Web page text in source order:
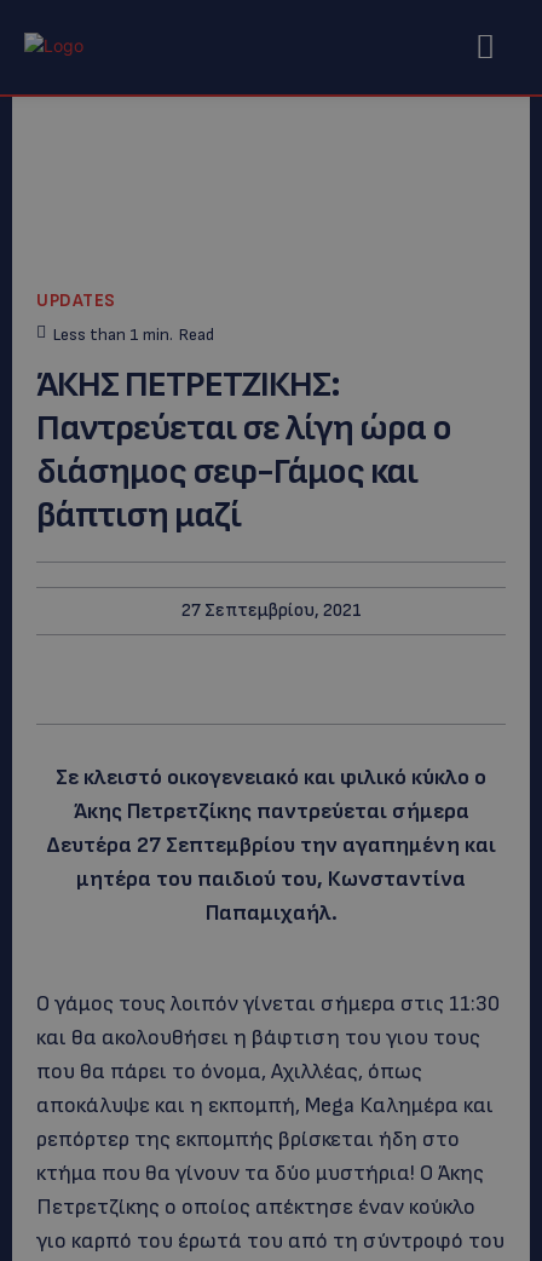
UPDATES
Less than 1 min. Read
ΆΚΗΣ ΠΕΤΡΕΤΖΙΚΗΣ:
Παντρεύεται σε λίγη ώρα ο
διάσημος σεφ-Γάμος και
βάπτιση μαζί
27 Σεπτεμβρίου, 2021
Σε κλειστό οικογενειακό και φιλικό κύκλο ο
Άκης Πετρετζίκης παντρεύεται σήμερα
Δευτέρα 27 Σεπτεμβρίου την αγαπημένη και
μητέρα του παιδιού του, Κωνσταντίνα
Παπαμιχαήλ.
Ο γάμος τους λοιπόν γίνεται σήμερα στις 11:30
και θα ακολουθήσει η βάφτιση του γιου τους
που θα πάρει το όνομα, Αχιλλέας, όπως
αποκάλυψε και η εκπομπή, Mega Καλημέρα και
ρεπόρτερ της εκπομπής βρίσκεται ήδη στο
κτήμα που θα γίνουν τα δύο μυστήρια! Ο Άκης
Πετρετζίκης ο οποίος απέκτησε έναν κούκλο
γιο καρπό του έρωτά του από τη σύντροφό του